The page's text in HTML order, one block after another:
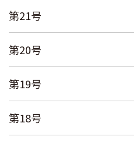
第21号
第20号
第19号
第18号